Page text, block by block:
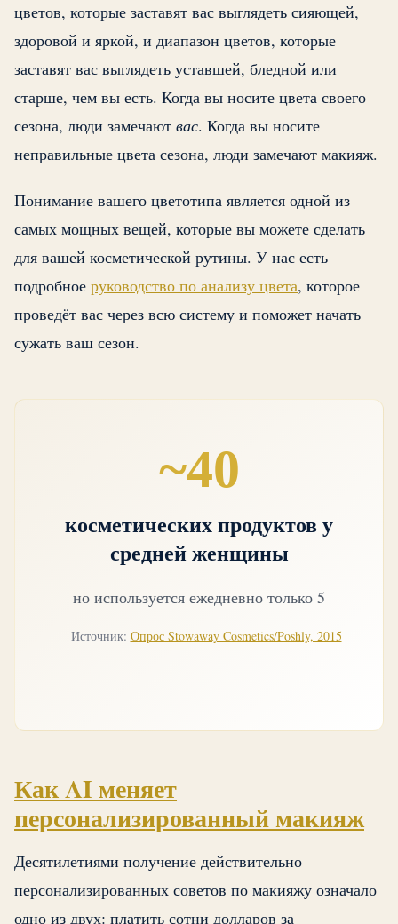
цветов, которые заставят вас выглядеть сияющей,
здоровой и яркой, и диапазон цветов, которые
заставят вас выглядеть уставшей, бледной или
старше, чем вы есть. Когда вы носите цвета своего
сезона, люди замечают вас. Когда вы носите
неправильные цвета сезона, люди замечают макияж.
Понимание вашего цветотипа является одной из
самых мощных вещей, которые вы можете сделать
для вашей косметической рутины. У нас есть
подробное руководство по анализу цвета, которое
проведёт вас через всю систему и поможет начать
сужать ваш сезон.
~40
косметических продуктов у
средней женщины
но используется ежедневно только 5
Источник: Опрос Stowaway Cosmetics/Poshly, 2015
Как AI меняет
персонализированный макияж
Десятилетиями получение действительно
персонализированных советов по макияжу означало
одно из двух: платить сотни долларов за